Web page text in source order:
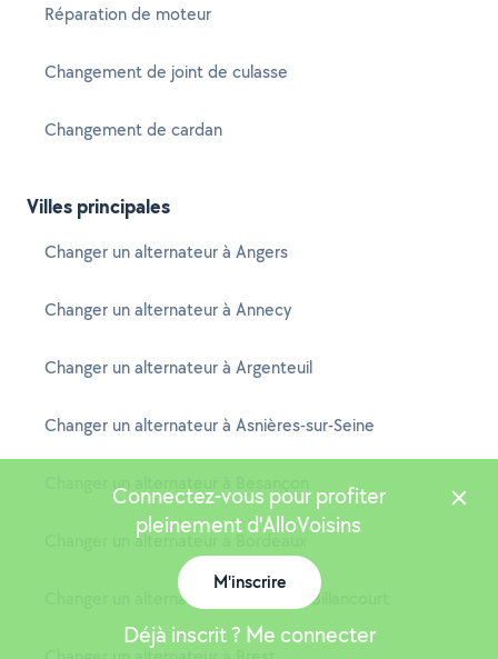
Réparation de moteur
Changement de joint de culasse
Changement de cardan
Villes principales
Changer un alternateur à Angers
Changer un alternateur à Annecy
Changer un alternateur à Argenteuil
Changer un alternateur à Asnières-sur-Seine
Changer un alternateur à Besançon
Changer un alternateur à Bordeaux
Changer un alternateur à Boulogne-Billancourt
Connectez-vous pour profiter
pleinement d'AlloVoisins
M'inscrire
Déjà inscrit ? Me connecter